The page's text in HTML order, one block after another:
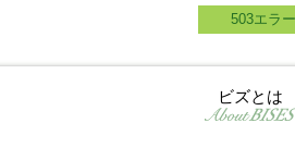
503エラー
ビズとは